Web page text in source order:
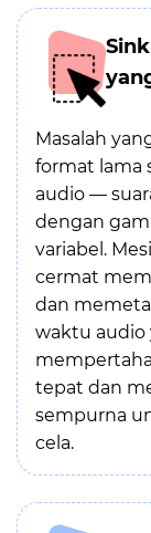
Masalah
format lama
audio —
dengan
variabel.
cermat
dan
waktu audio
tepat dan
sempurna
cela.